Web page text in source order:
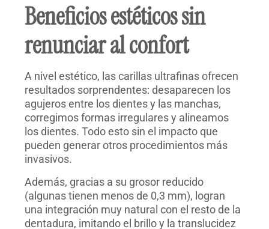
Beneficios estéticos sin
renunciar al confort
A nivel estético, las carillas ultrafinas ofrecen
resultados sorprendentes: desaparecen los
agujeros entre los dientes y las manchas,
corregimos formas irregulares y alineamos
los dientes. Todo esto sin el impacto que
pueden generar otros procedimientos más
invasivos.
Además, gracias a su grosor reducido
(algunas tienen menos de 0,3 mm), logran
una integración muy natural con el resto de la
dentadura, imitando el brillo y la translucidez